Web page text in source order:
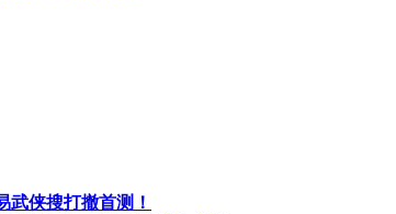
武侠搜打撤首测！